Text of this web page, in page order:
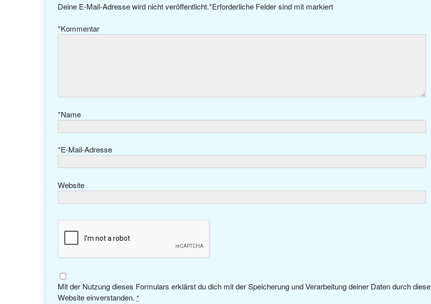
Deine E-Mail-Adresse wird nicht veröffentlicht. Erforderliche Felder sind mit
* markiert
Kommentar
*
Name
*
E-Mail-Adresse
*
Website
Mit der Nutzung dieses Formulars erklärst du dich mit der Speicherung und Verarbeitung deiner Daten durch diese
Website einverstanden. *